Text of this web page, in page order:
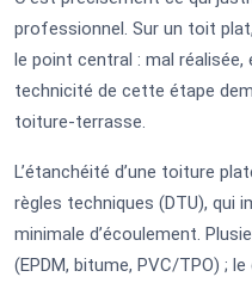
professionnel. Sur un toit
le point central : mal
technicité de cette étape
toiture-terrasse.
L’étanchéité d’une toiture
règles techniques (DTU), qui
minimale d’écoulement.
(EPDM, bitume, PVC/TPO) ;